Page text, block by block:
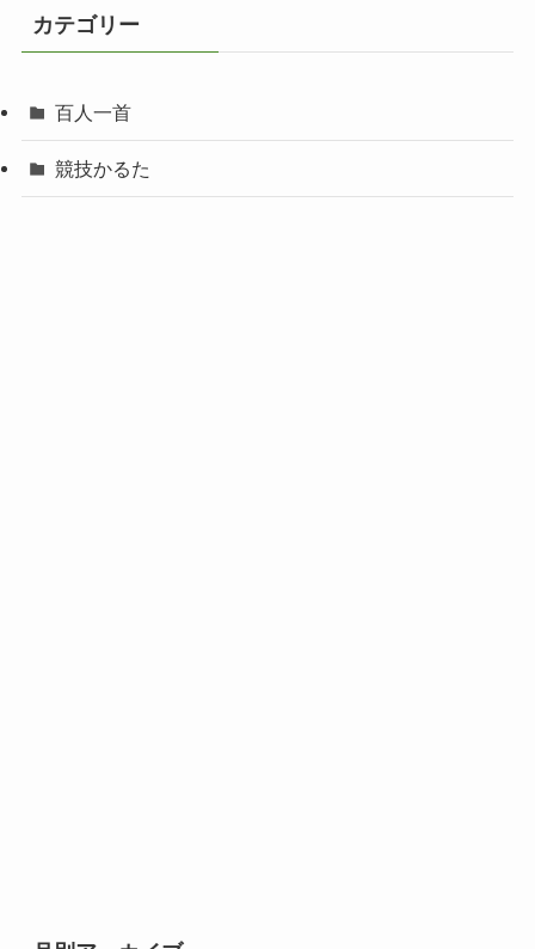
カテゴリー
百人一首
競技かるた